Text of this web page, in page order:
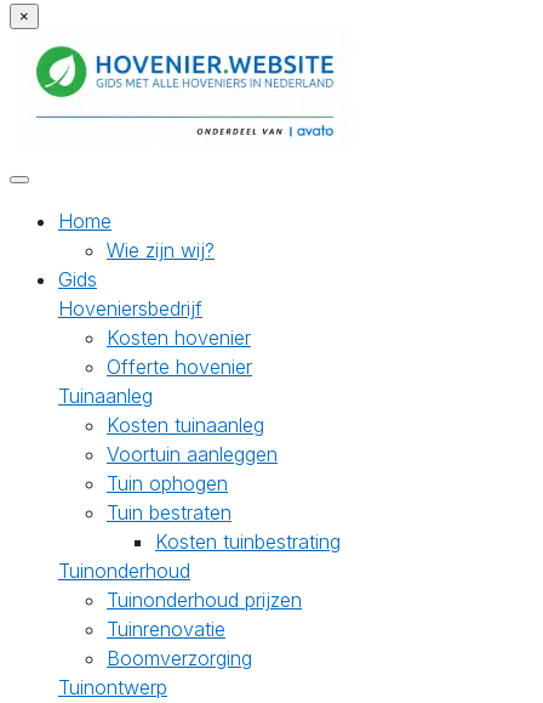
×
Home
Wie zijn wij?
Gids
Hoveniersbedrijf
Kosten hovenier
Offerte hovenier
Tuinaanleg
Kosten tuinaanleg
Voortuin aanleggen
Tuin ophogen
Tuin bestraten
Kosten tuinbestrating
Tuinonderhoud
Tuinonderhoud prijzen
Tuinrenovatie
Boomverzorging
Tuinontwerp